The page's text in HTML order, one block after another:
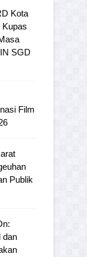
Kota
Kupas
SGD
Film
Publik
dan